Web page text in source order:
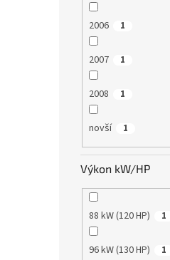
2006 1
2007 1
2008 1
novší 1
Výkon kW/HP
88 kW (120 HP) 1
96 kW (130 HP) 1